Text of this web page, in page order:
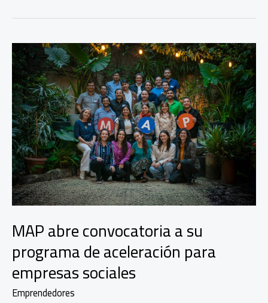
MAP abre convocatoria a su
programa de aceleración para
empresas sociales
Emprendedores